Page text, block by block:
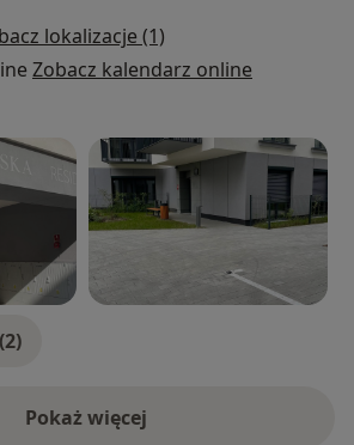
lokalizacje (1)
Zobacz kalendarz online
Pokaż więcejo doświadczeniu